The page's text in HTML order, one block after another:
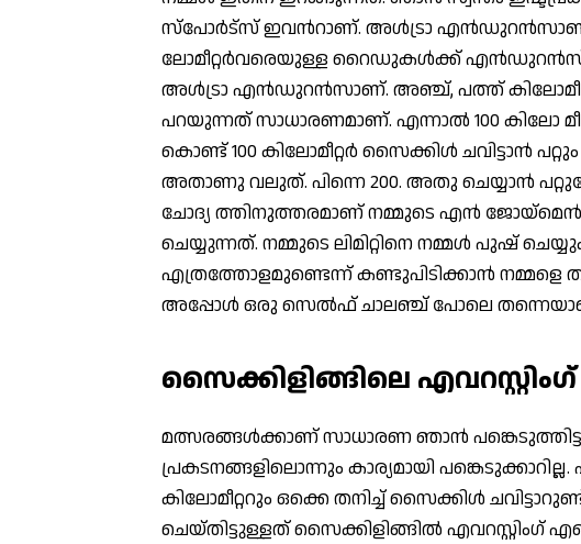
സ്പോര്‍ട്സ് ഇവന്‍റാണ്. അള്‍ട്രാ എന്‍ഡുറന്‍സാണ്
ലോമീറ്റര്‍വരെയുള്ള റൈഡുകള്‍ക്ക്
അള്‍ട്രാ എന്‍ഡുറന്‍സാണ്. അഞ്ച്, പത്ത്
പറയുന്നത് സാധാരണമാണ്. എന്നാല്‍ 100 കിലോ
കൊണ്ട് 100 കിലോമീറ്റര്‍ സൈക്കിള്‍ ചവിട്ടാന്‍
അതാണു വലുത്. പിന്നെ 200. അതു ചെയ്യാന്‍
ചോദ്യ ത്തിനുത്തരമാണ് നമ്മുടെ എന്‍
ചെയ്യുന്നത്. നമ്മുടെ ലിമിറ്റിനെ നമ്മള്‍ പുഷ്
എത്രത്തോളമുണ്ടെന്ന് കണ്ടുപിടിക്കാന്‍ നമ്മളെ
അപ്പോള്‍ ഒരു സെല്‍ഫ് ചാലഞ്ച് പോലെ
സൈക്കിളിങ്ങിലെ എവറസ്റ്റിംഗ്
മത്സരങ്ങള്‍ക്കാണ് സാധാരണ ഞാന്‍
പ്രകടനങ്ങളിലൊന്നും കാര്യമായി
കിലോമീറ്ററും ഒക്കെ തനിച്ച് സൈക്കിള്‍
ചെയ്തിട്ടുള്ളത് സൈക്കിളിങ്ങില്‍